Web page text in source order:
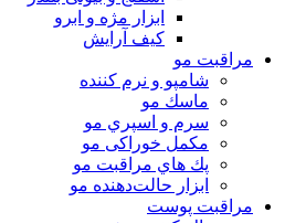
ابزار مژه و ابرو
کیف آرایش
مراقبت مو
شامپو و نرم كننده
ماسك مو
سرم و اسپري مو
مكمل خوراكی مو
پك هاي مراقبت مو
ابزار حالت‌دهنده مو
مراقبت پوست